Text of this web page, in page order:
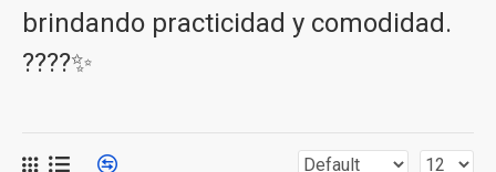
brindando practicidad y comodidad.
????✨